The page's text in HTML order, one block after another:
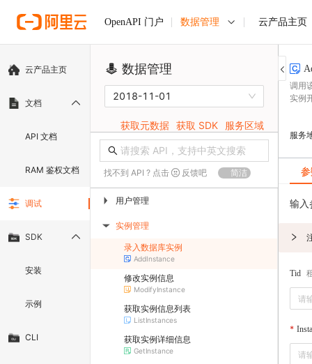
OpenAPI 门户 数据管理 云产品主页
云产品主页
文档
API 文档
RAM 鉴权文档
调试
SDK
安装
示例
CLI
数据管理
2018-11-01
获取元数据 获取 SDK 服务区域
找不到 API ? 点击 反馈吧 简洁
▶ 用户管理
▶ 实例管理
录入数据库实例
AddInstance
修改实例信息
ModifyInstance
获取实例信息列表
ListInstances
获取实例详细信息
GetInstance
调用
实例
服务
输入
Tid